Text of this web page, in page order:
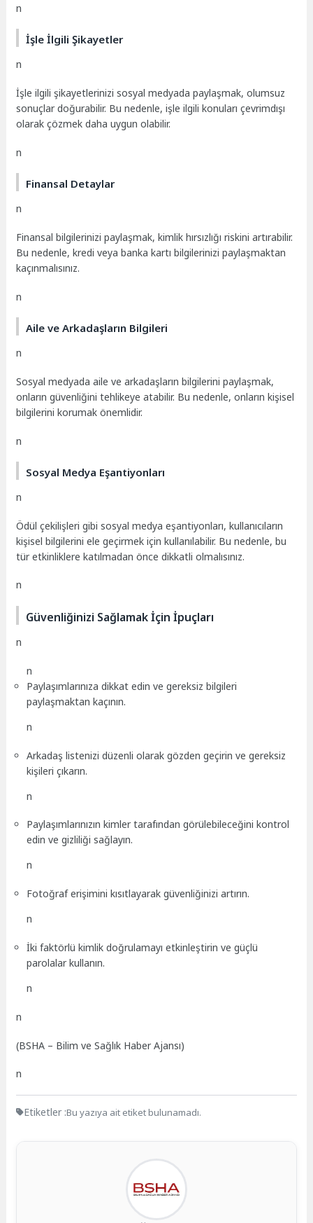
n
İşle İlgili Şikayetler
n
İşle ilgili şikayetlerinizi sosyal medyada paylaşmak, olumsuz
sonuçlar doğurabilir. Bu nedenle, işle ilgili konuları çevrimdışı
olarak çözmek daha uygun olabilir.
n
Finansal Detaylar
n
Finansal bilgilerinizi paylaşmak, kimlik hırsızlığı riskini artırabilir.
Bu nedenle, kredi veya banka kartı bilgilerinizi paylaşmaktan
kaçınmalısınız.
n
Aile ve Arkadaşların Bilgileri
n
Sosyal medyada aile ve arkadaşların bilgilerini paylaşmak,
onların güvenliğini tehlikeye atabilir. Bu nedenle, onların kişisel
bilgilerini korumak önemlidir.
n
Sosyal Medya Eşantiyonları
n
Ödül çekilişleri gibi sosyal medya eşantiyonları, kullanıcıların
kişisel bilgilerini ele geçirmek için kullanılabilir. Bu nedenle, bu
tür etkinliklere katılmadan önce dikkatli olmalısınız.
n
Güvenliğinizi Sağlamak İçin İpuçları
n
n
Paylaşımlarınıza dikkat edin ve gereksiz bilgileri
paylaşmaktan kaçının.
n
Arkadaş listenizi düzenli olarak gözden geçirin ve gereksiz
kişileri çıkarın.
n
Paylaşımlarınızın kimler tarafından görülebileceğini kontrol
edin ve gizliliği sağlayın.
n
Fotoğraf erişimini kısıtlayarak güvenliğinizi artırın.
n
İki faktörlü kimlik doğrulamayı etkinleştirin ve güçlü
parolalar kullanın.
n
n
(BSHA – Bilim ve Sağlık Haber Ajansı)
n
Etiketler :Bu yazıya ait etiket bulunamadı.